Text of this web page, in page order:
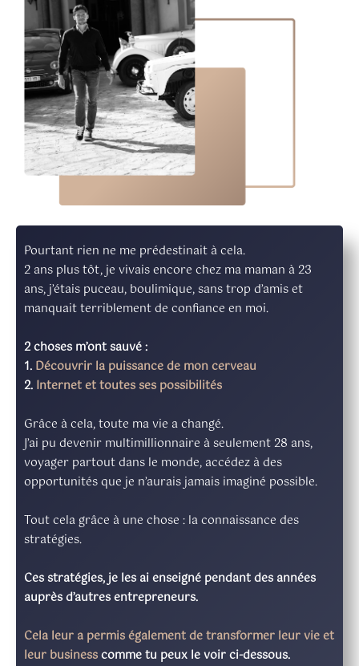
Pourtant rien ne me prédestinait à cela.
2 ans plus tôt, je vivais encore chez ma maman à 23
ans, j’étais puceau, boulimique, sans trop d’amis et
manquait terriblement de confiance en moi.
2 choses m’ont sauvé :
1. Découvrir la puissance de mon cerveau
2. Internet et toutes ses possibilités
Grâce à cela, toute ma vie a changé.
J’ai pu devenir multimillionnaire à seulement 28 ans,
voyager partout dans le monde, accédez à des
opportunités que je n’aurais jamais imaginé possible.
Tout cela grâce à une chose : la connaissance des
stratégies.
Ces stratégies, je les ai enseigné pendant des années
auprès d’autres entrepreneurs.
Cela leur a permis également de transformer leur vie et
leur businesscomme tu peux le voir ci-dessous.